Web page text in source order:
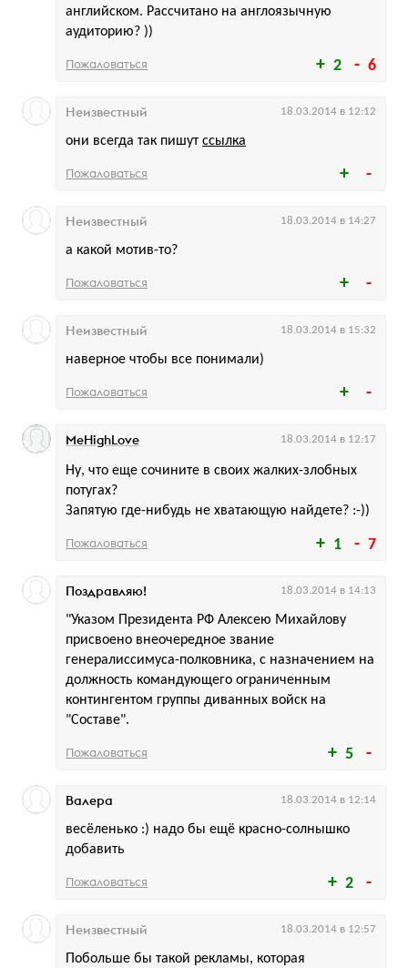
2 6
английском. Рассчитано на англоязычную
аудиторию? ))
Пожаловаться
они всегда так пишут ссылка
Неизвестный 18.03.2014 в 12:12
Пожаловаться
а какой мотив-то?
Неизвестный 18.03.2014 в 14:27
Пожаловаться
наверное чтобы все понимали)
Неизвестный 18.03.2014 в 15:32
Пожаловаться
1 7
Ну, что еще сочините в своих жалких-злобных
потугах?
Запятую где-нибудь не хватающую найдете? :-))
MeHighLove 18.03.2014 в 12:17
Пожаловаться
5
"Указом Президента РФ Алексею Михайлову
присвоено внеочередное звание
генералиссимуса-полковника, с назначением на
должность командующего ограниченным
контингентом группы диванных войск на
"Составе".
Поздравляю! 18.03.2014 в 14:13
Пожаловаться
2
весёленько :) надо бы ещё красно-солнышко
добавить
Валера 18.03.2014 в 12:14
Пожаловаться
Побольше бы такой рекламы, которая
Неизвестный 18.03.2014 в 12:57